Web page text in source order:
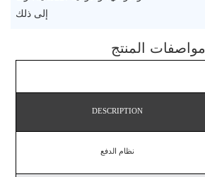
إلى ذلك
مواصفات المنتج
DESCRIPTION
نظام الدفع